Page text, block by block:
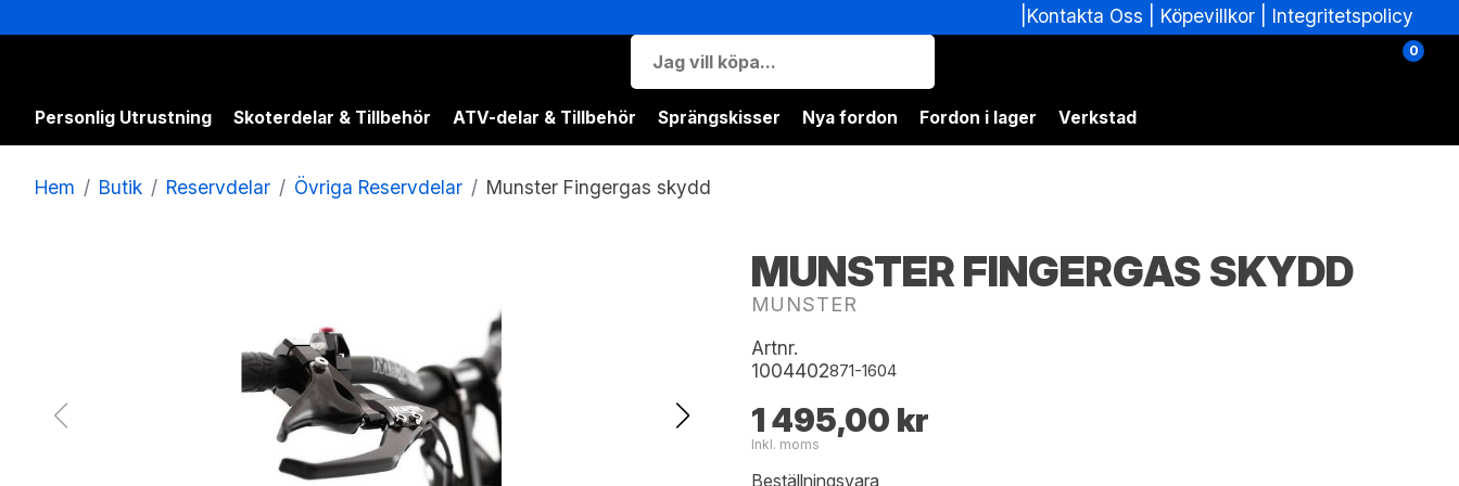
Köpevillkor| Integritetspolicy
0
Personlig Utrustning Skoterdelar & Tillbehör ATV-delar & Tillbehör Sprängskisser Nya fordon Fordon i lager Verkstad
Hem Butik Reservdelar Övriga Reservdelar Munster Fingergas skydd
MUNSTER FINGERGAS SKYDD
MUNSTER
Artnr.
1004402871-1604
1 495,00 kr
Inkl. moms
Beställningsvara